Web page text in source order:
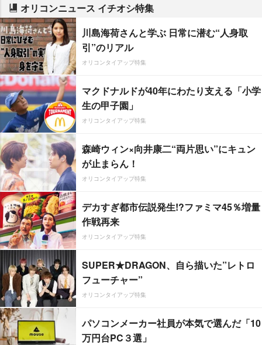
オリコンニュース イチオシ特集
川島海荷さんと学ぶ 日常に潜む“人身取
引”のリアル
オリコンタイアップ特集
マクドナルドが40年にわたり支える「小学
生の甲子園」
オリコンタイアップ特集
森崎ウィン×向井康二“両片思い”にキュン
が止まらん！
オリコンタイアップ特集
デカすぎ都市伝説発生!?ファミマ45％増量
作戦再来
オリコンタイアップ特集
SUPER★DRAGON、自ら描いた”レトロ
フューチャー”
オリコンタイアップ特集
パソコンメーカー社員が本気で選んだ「10
万円台PC３選」